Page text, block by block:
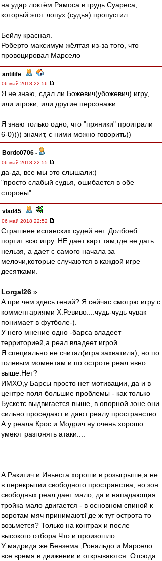
на удар локтём Рамоса в грудь Суареса,
который этот лопух (судья) пропустил.
Бейлу красная.
Роберто максимум жёлтая из-за того, что
провоцировал Марсело
antilife -
06 май 2018 22:56
Я не знаю, сдал ли Божевич(убожевич) игру,
или игроки, или другие персонажи.
Я знаю только одно, что "пряники" проиграли
6-0)))) значит, с ними можно говорить))
Bordo0706 -
06 май 2018 22:55
да-да, все мы это слышали:)
"просто слабый судья, ошибается в обе
стороны"
vlad45 -
06 май 2018 22:52
Страшнее испанских судей нет. Долбоеб
портит всю игру. НЕ дает карт там,где не дать
нельзя, а дает с самого начала за
мелочи,которые случаются в каждой игре
десятками.
Lorgal26 »
А при чем здесь гений? Я сейчас смотрю игру с
комментариями Х.Ревиво....чудь-чудь чувак
понимает в футболе-).
У него мнение одно -барса владеет
территорией,а реал владеет игрой.
Я специально не считал(игра захватила), но по
голевым моментам и по остроте реал явно
выше.Нет?
ИМХО,у Барсы просто нет мотивации, да и в
центре поля большие проблемы - как только
Бускетс выдвигается выше, в опорной зоне они
сильно проседают и дают реалу пространство.
А у реала Крос и Модрич ну очень хорошо
умеют разгонять атаки....
А Ракитич и Иньеста хороши в розыгрыше,а не
в перекрытии свободного пространства, но зон
свободных реал дает мало, да и нападающая
тройка мало двигается - в основном спиной к
воротам мяч принимают.Где ж тут острота то
возьмется? Только на контрах и после
высокого отбора.Что и произошло.
У мадрида же Бензема ,Рональдо и Марсело
все время в движении и открываются. Отсюда